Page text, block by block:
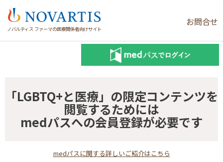
ノバルティス ファーマの医療関係者向けサイト
お問合せ
「LGBTQ+と医療」の限定コンテンツを
閲覧するためには
medパスへの会員登録が必要です
medパスに関する詳しいご紹介はこちら